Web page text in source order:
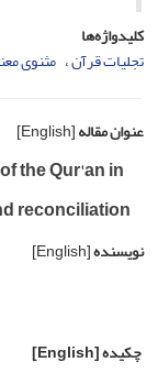
کلیدواژه‌ها
تجلیات قرآن مثنوی
عنوان مقاله[English]
the Qur'an in
reconciliation
نویسنده[English]
چکیده[English]